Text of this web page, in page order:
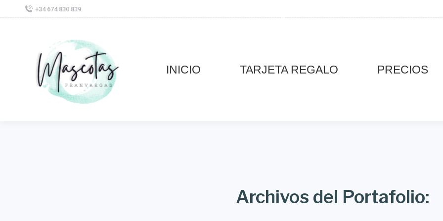
+34 674 830 839
INICIO TARJETA REGALO PRECIOS
Archivos del Portafolio: